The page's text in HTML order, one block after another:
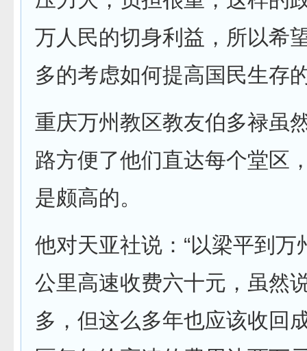
万人民的切身利益，所以希
多的考虑如何提高国民生存
重庆万州教区教友伯多禄虽
路方便了他们直达每个堂区
是颇高的。
他对天亚社说：“以梁平到万
公里高速收费六十元，虽然
多，但这么多年也应该收回